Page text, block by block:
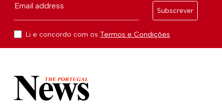
Email address
Subscrever
Li e concordo com os Termos e Condições